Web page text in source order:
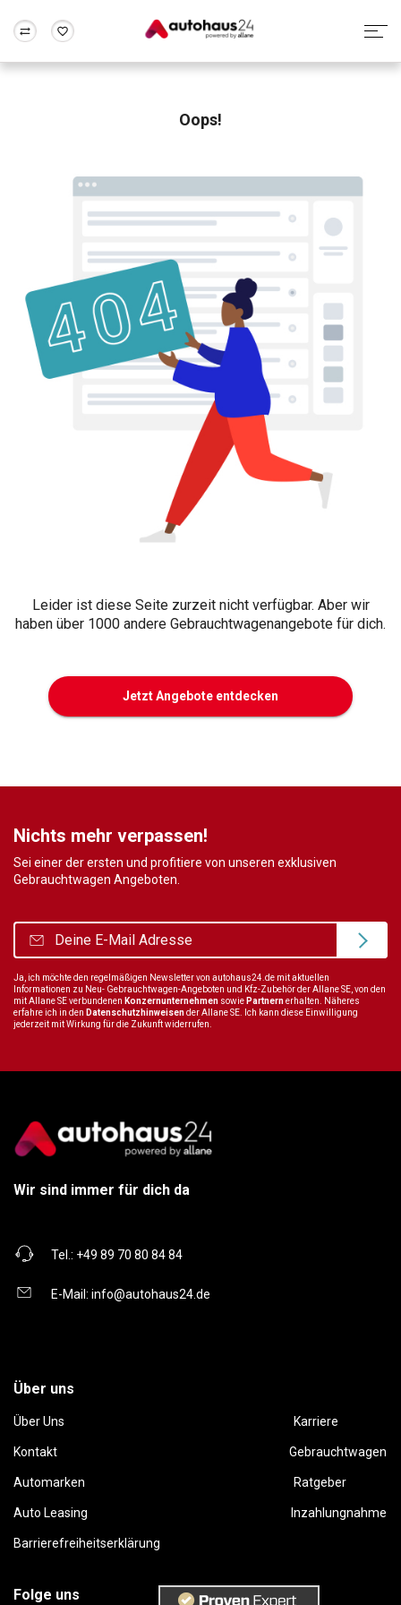
Rund um die Inzahlungnahme
Oops!
Leider ist diese Seite zurzeit nicht verfügbar. Aber wir
haben über 1000 andere Gebrauchtwagenangebote für dich.
Jetzt Angebote entdecken
Nichts mehr verpassen!
Sei einer der ersten und profitiere von unseren exklusiven
Gebrauchtwagen Angeboten.
Ja, ich möchte den regelmäßigen Newsletter von autohaus24.de mit aktuellen
Informationen zu Neu- Gebrauchtwagen-Angeboten und Kfz-Zubehör der Allane SE, von den
mit Allane SE verbundenen Konzernunternehmen sowie Partnernerhalten. Näheres
erfahre ich in den Datenschutzhinweisender Allane SE. Ich kann diese Einwilligung
jederzeit mit Wirkung für die Zukunft widerrufen.
Wir sind immer für dich da
Tel.: +49 89 70 80 84 84
E-Mail: info@autohaus24.de
Über uns
Über Uns Karriere
Kontakt Gebrauchtwagen
Automarken Ratgeber
Auto Leasing Inzahlungnahme
Barrierefreiheitserklärung
Folge uns